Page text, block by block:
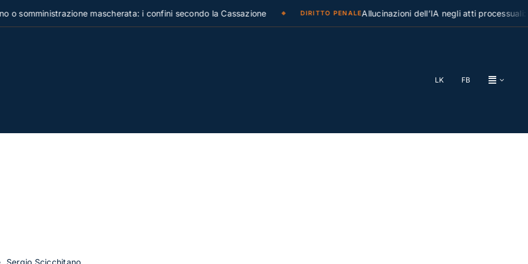
mascherata: i confini secondo la Cassazione DIRITTO PENALEAllucinazioni dell’IA negli atti processuali: la
LK FB
Sergio Scicchitano